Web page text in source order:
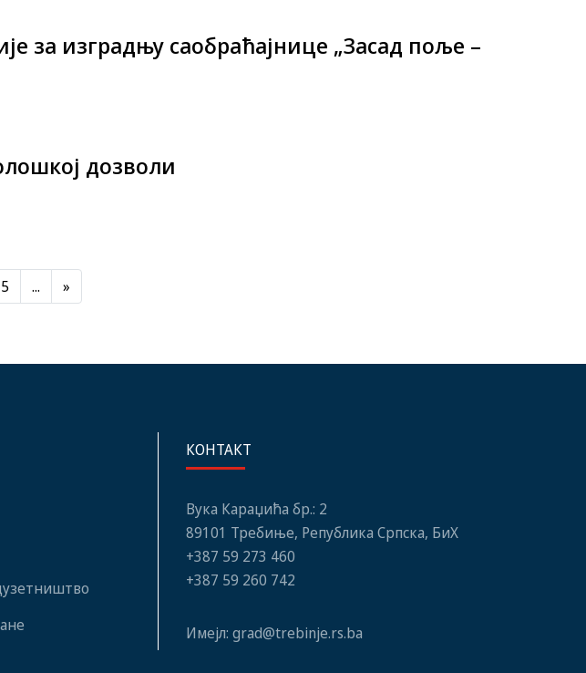
за изградњу саобраћајнице „Засад поље –
дозволи
5 ... »
КОНТАКТ
Вука Караџића бр.: 2
89101 Требиње, Република Српска, БиХ
+387 59 273 460
+387 59 260 742
Имејл: grad@trebinje.rs.ba